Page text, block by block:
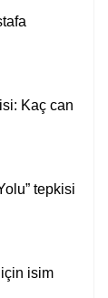
Kaç can
tepkisi
isim